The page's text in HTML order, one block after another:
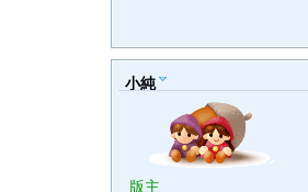
小純
版主